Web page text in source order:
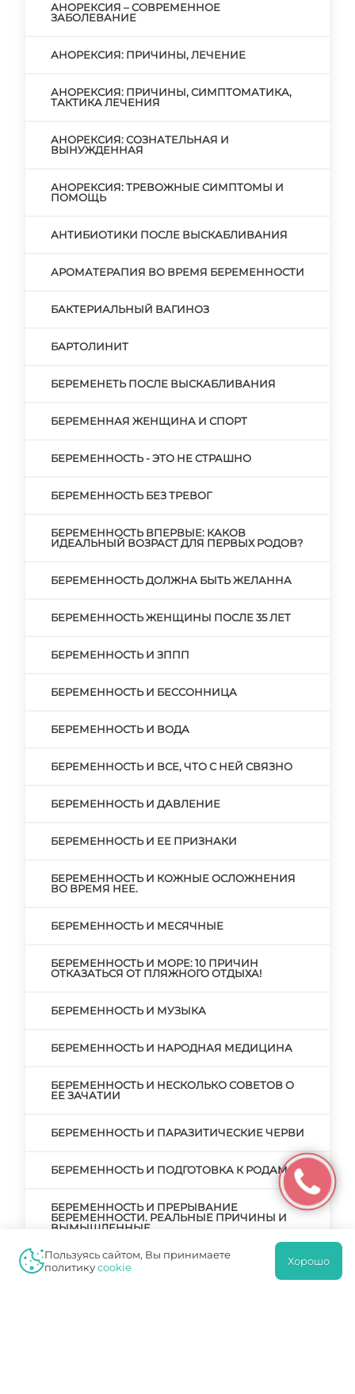
АНОРЕКСИЯ – СОВРЕМЕННОЕ
ЗАБОЛЕВАНИЕ
АНОРЕКСИЯ: ПРИЧИНЫ, ЛЕЧЕНИЕ
АНОРЕКСИЯ: ПРИЧИНЫ, СИМПТОМАТИКА,
ТАКТИКА ЛЕЧЕНИЯ
АНОРЕКСИЯ: СОЗНАТЕЛЬНАЯ И
ВЫНУЖДЕННАЯ
АНОРЕКСИЯ: ТРЕВОЖНЫЕ СИМПТОМЫ И
ПОМОЩЬ
АНТИБИОТИКИ ПОСЛЕ ВЫСКАБЛИВАНИЯ
АРОМАТЕРАПИЯ ВО ВРЕМЯ БЕРЕМЕННОСТИ
БАКТЕРИАЛЬНЫЙ ВАГИНОЗ
БАРТОЛИНИТ
БЕРЕМЕНЕТЬ ПОСЛЕ ВЫСКАБЛИВАНИЯ
БЕРЕМЕННАЯ ЖЕНЩИНА И СПОРТ
БЕРЕМЕННОСТЬ - ЭТО НЕ СТРАШНО
БЕРЕМЕННОСТЬ БЕЗ ТРЕВОГ
БЕРЕМЕННОСТЬ ВПЕРВЫЕ: КАКОВ
ИДЕАЛЬНЫЙ ВОЗРАСТ ДЛЯ ПЕРВЫХ РОДОВ?
БЕРЕМЕННОСТЬ ДОЛЖНА БЫТЬ ЖЕЛАННА
БЕРЕМЕННОСТЬ ЖЕНЩИНЫ ПОСЛЕ 35 ЛЕТ
БЕРЕМЕННОСТЬ И ЗППП
БЕРЕМЕННОСТЬ И БЕССОННИЦА
БЕРЕМЕННОСТЬ И ВОДА
БЕРЕМЕННОСТЬ И ВСЕ, ЧТО С НЕЙ СВЯЗНО
БЕРЕМЕННОСТЬ И ДАВЛЕНИЕ
БЕРЕМЕННОСТЬ И ЕЕ ПРИЗНАКИ
БЕРЕМЕННОСТЬ И КОЖНЫЕ ОСЛОЖНЕНИЯ
ВО ВРЕМЯ НЕЕ.
БЕРЕМЕННОСТЬ И МЕСЯЧНЫЕ
БЕРЕМЕННОСТЬ И МОРЕ: 10 ПРИЧИН
ОТКАЗАТЬСЯ ОТ ПЛЯЖНОГО ОТДЫХА!
БЕРЕМЕННОСТЬ И МУЗЫКА
БЕРЕМЕННОСТЬ И НАРОДНАЯ МЕДИЦИНА
БЕРЕМЕННОСТЬ И НЕСКОЛЬКО СОВЕТОВ О
ЕЕ ЗАЧАТИИ
БЕРЕМЕННОСТЬ И ПАРАЗИТИЧЕСКИЕ ЧЕРВИ
БЕРЕМЕННОСТЬ И ПОДГОТОВКА К РОДАМ
БЕРЕМЕННОСТЬ И ПРЕРЫВАНИЕ
БЕРЕМЕННОСТИ. РЕАЛЬНЫЕ ПРИЧИНЫ И
ВЫМЫШЛЕННЫЕ
БЕРЕМЕННОСТЬ И РОДЫ
Пользуясь сайтом, Вы принимаете
политикуcookie Хорошо